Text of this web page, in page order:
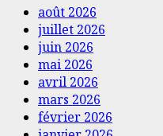
août 2026
juillet 2026
juin 2026
mai 2026
avril 2026
mars 2026
février 2026